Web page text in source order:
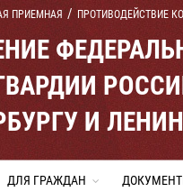
ПРИЕМНАЯ ПРОТИВОДЕЙСТВИЕ
И
ДЛЯ ГРАЖДАН